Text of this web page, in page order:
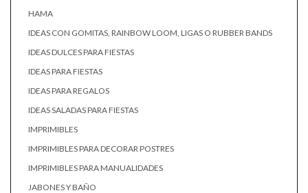
HAMA
IDEAS CON GOMITAS, RAINBOW LOOM, LIGAS O RUBBER BANDS
IDEAS DULCES PARA FIESTAS
IDEAS PARA FIESTAS
IDEAS PARA REGALOS
IDEAS SALADAS PARA FIESTAS
IMPRIMIBLES
IMPRIMIBLES PARA DECORAR POSTRES
IMPRIMIBLES PARA MANUALIDADES
JABONES Y BAÑO